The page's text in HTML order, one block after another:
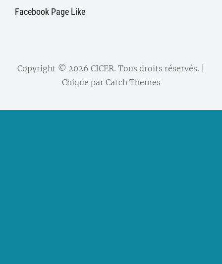
Facebook Page Like
Copyright © 2026 CICER. Tous droits réservés. |
Chique par Catch Themes